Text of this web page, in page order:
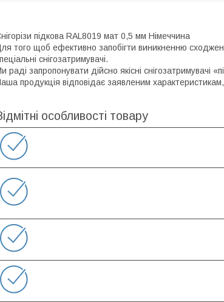
підкова RAL8019 мат 0,5 мм Німеччина
того щоб ефективно запобігти виникненню
снігозатримувачі.
раді запропонувати дійсно якісні снігозатримувачі
продукція відповідає заявленим
особливості товару